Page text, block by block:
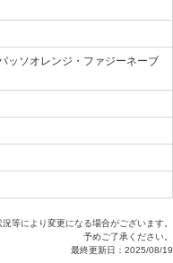
ッソオレンジ・ファジーネーブ
等により変更になる場合がございます。
予めご了承ください。
最終更新日：2025/08/19